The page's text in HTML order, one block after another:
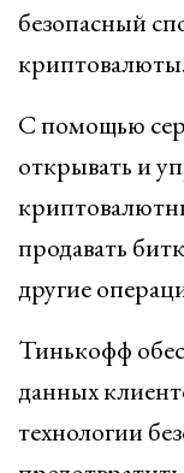
безопасный
криптовалюты.
С помощью
открывать и
продавать
другие
Тинькофф
данных
технологии